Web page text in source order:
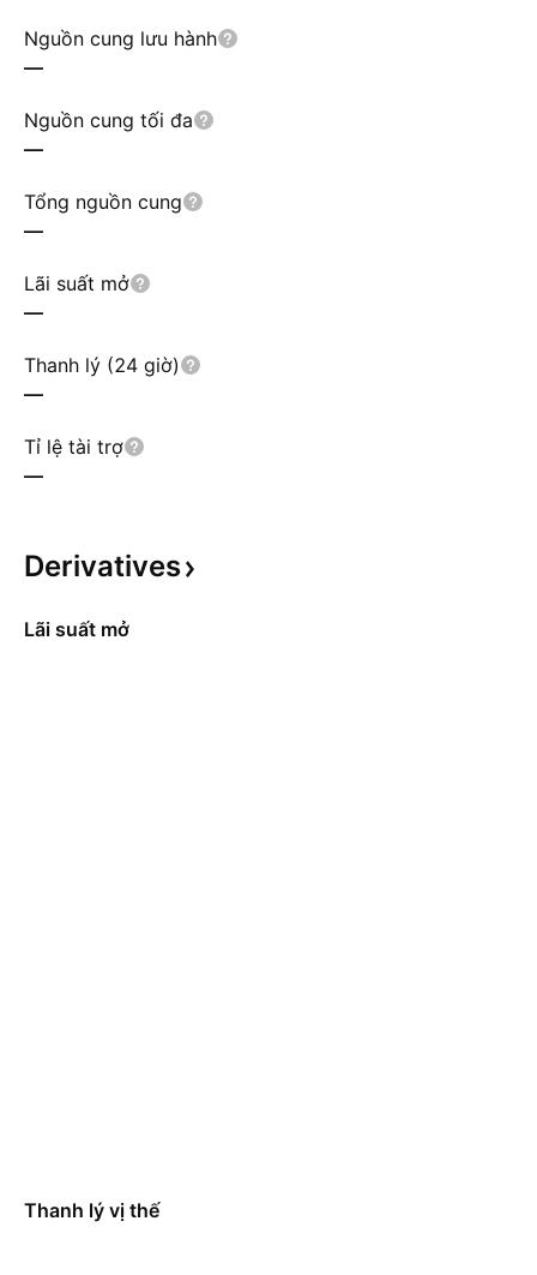
Nguồn cung lưu hành
—
Nguồn cung tối đa
—
Tổng nguồn cung
—
Lãi suất mở
—
Thanh lý (24 giờ)
—
Tỉ lệ tài trợ
—
Derivatives
Lãi suất mở
Thanh lý vị thế